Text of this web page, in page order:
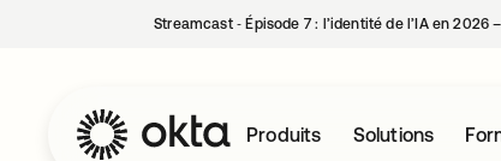
Streamcast ‑ Épisode 7 : l’identité de l’IA en 2026
Produits Solutions